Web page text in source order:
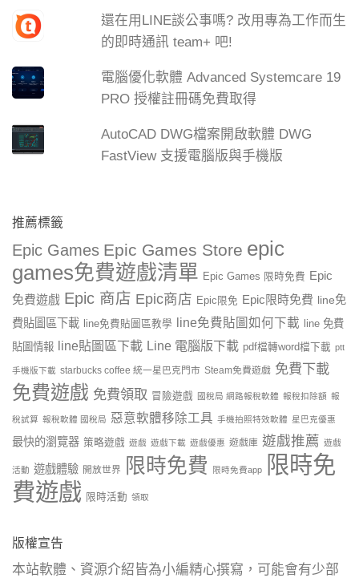
還在用LINE談公事嗎? 改用專為工作而生
的即時通訊 team+ 吧!
電腦優化軟體 Advanced Systemcare 19
PRO 授權註冊碼免費取得
AutoCAD DWG檔案開啟軟體 DWG
FastView 支援電腦版與手機版
推薦標籤
Epic Games Epic Games Store epic
games免費遊戲清單 Epic Games 限時免費 Epic
免費遊戲 Epic 商店 Epic商店 Epic限免 Epic限時免費 line免
費貼圖區下載
line免費貼圖區教學 line免費貼圖如何下載
line 免費
貼圖情報
line貼圖區下載 Line 電腦版下載 pdf檔轉word檔下載 ptt
手機版下載 starbucks coffee 統一星巴克門市 Steam免費遊戲 免費下載
免費遊戲 免費領取 冒險遊戲 國稅局 網路報稅軟體 報稅扣除額 報
稅試算 報稅軟體 國稅局 惡意軟體移除工具 手機拍照特效軟體 星巴克優惠
最快的瀏覽器 策略遊戲 遊戲 遊戲下載 遊戲優惠 遊戲庫 遊戲推薦 遊戲
活動 遊戲體驗 開放世界 限時免費 限時免費app
限時免
費遊戲 限時活動 領取
版權宣告
本站軟體、資源介紹皆為小編精心撰寫，可能會有少部